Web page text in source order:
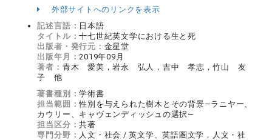
外部サイトへのリンクを表示
記述言語： 日本語
タイトル：十七世紀英文学における生と死
出版者・発行元： 金星堂
出版年月：2019年09月
著者： 青木 愛美，岩永 弘人，吉中 孝志，竹山 友
子 他
著書種別：学術書
担当範囲：性別を与えられた樹木とその背景―ラニヤー、
カウリー、キャヴェンディッシュの選択―
担当区分：共著
専門分野： 人文・社会 / 英文学、英語圏文学，人文・社